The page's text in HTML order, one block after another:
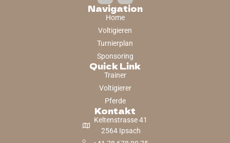
Navigation
Home
Voltigieren
Turnierplan
Sponsoring
Quick Link
Trainer
Voltigierer
Pferde
Kontakt
Keltenstrasse 41
2564 Ipsach